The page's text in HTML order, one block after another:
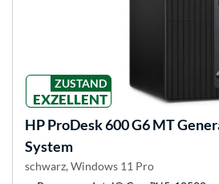
ZUSTAND
EXZELLENT
HPProDesk 600 G6 MT
System
schwarz, Windows 11 Pro